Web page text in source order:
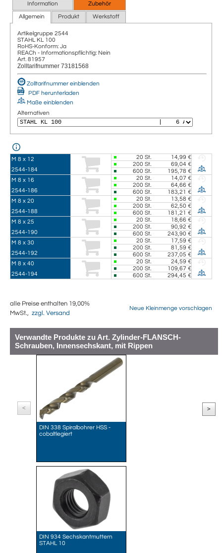
Information
Zubehör
Allgemein
Produkt Werkstoff
Artikelgruppe 2544
STAHL KL 100
RoHS-Konform: Ja
REACh - Informationspflichtig: Nein
Art. 81957
Zolltarifnummer 73181568
Zolltarifnummer einblenden
PDF herunterladen
Maße einblenden
Alternativen
M 8 x 12
2544-184
20 St.
14,99 €
200 St.
69,04 €
600 St.
195,78 €
M 8 x 16
2544-186
20 St.
14,07 €
200 St.
64,66 €
600 St.
183,21 €
M 8 x 20
2544-188
20 St.
13,58 €
200 St.
62,50 €
600 St.
181,21 €
M 8 x 25
2544-190
20 St.
18,66 €
200 St.
90,92 €
600 St.
243,90 €
M 8 x 30
2544-192
20 St.
17,59 €
200 St.
81,59 €
600 St.
237,05 €
M 8 x 40
2544-194
20 St.
24,59 €
200 St.
109,67 €
600 St. 294,45 €
alle Preise enthalten 19,00%
MwSt., zzgl. Versand
Neue Kleinmenge vorschlagen
Verwandte Produkte zu Art. Zylinder-FLANSCH-
Schrauben, Innensechskant, mit Rippen
<
DIN 338 Spiralbohrer HSS -
cobaltlegiert
DIN 934 Sechskantmuttern
STAHL 10
>